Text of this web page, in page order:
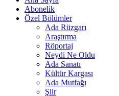
Abonelik
Özel Bölümler
Ada Rüzgarı
Araştırma
Röportaj
Neydi Ne Oldu
Ada Sanatı
Kültür Kargası
Ada Mutfağı
Şiir